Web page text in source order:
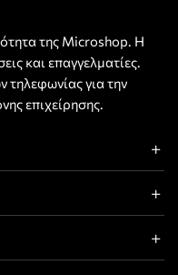
της Microshop. Η
και επαγγελματίες.
τηλεφωνίας για την
επιχείρησης.